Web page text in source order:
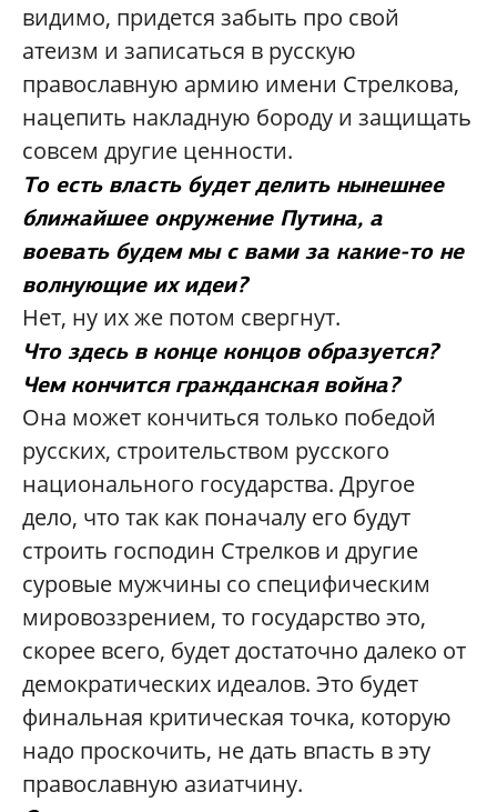
видимо, придется забыть про свой
атеизм и записаться в русскую
православную армию имени Стрелкова,
нацепить накладную бороду и защищать
совсем другие ценности.
То есть власть будет делить нынешнее
ближайшее окружение Путина, а
воевать будем мы с вами за какие-то не
волнующие их идеи?
Нет, ну их же потом свергнут.
Что здесь в конце концов образуется?
Чем кончится гражданская война?
Она может кончиться только победой
русских, строительством русского
национального государства. Другое
дело, что так как поначалу его будут
строить господин Стрелков и другие
суровые мужчины со специфическим
мировоззрением, то государство это,
скорее всего, будет достаточно далеко от
демократических идеалов. Это будет
финальная критическая точка, которую
надо проскочить, не дать впасть в эту
православную азиатчину.